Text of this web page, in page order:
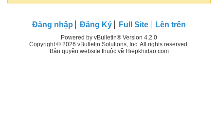
Đăng nhập Đăng Ký Full Site Lên trên
Powered by vBulletin® Version 4.2.0
Copyright © 2026 vBulletin Solutions, Inc. All rights reserved.
Bản quyền website thuộc về Hiepkhidao.com